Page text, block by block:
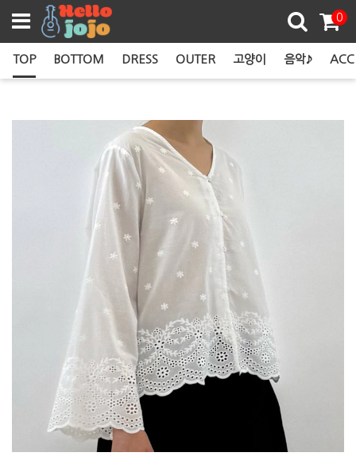
0
TOP BOTTOM DRESS OUTER 고양이 음악♪ ACC